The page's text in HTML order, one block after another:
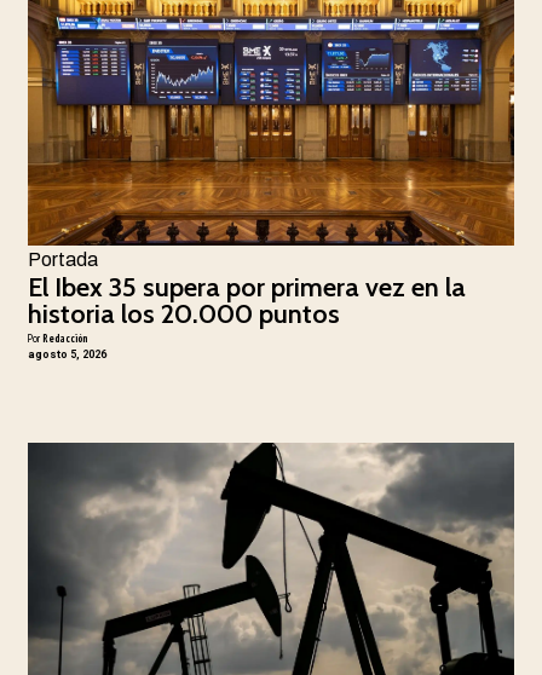
Portada
El Ibex 35 supera por primera vez en la
historia los 20.000 puntos
PorRedacción
agosto 5, 2026